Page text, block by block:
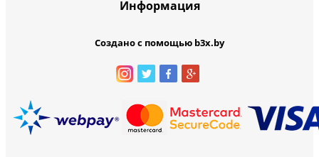
Информация
Создано с помощью b3x.by